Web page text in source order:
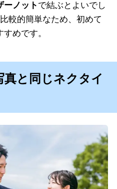
ーノット で結ぶとよいでし
較的簡単なため、初めて
めです。
真と同じネクタイ